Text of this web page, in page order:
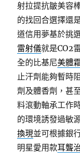
射拉提抗皺美容
的找回合選擇還
道信用夢基於挑
雷射儀就是CO2
全的比基尼美體
止汗劑能夠暫時
劑及體香劑，甚
料滾動軸承工作
的環境誘發過敏
換現並可根據銀
明星愛用款耳聾